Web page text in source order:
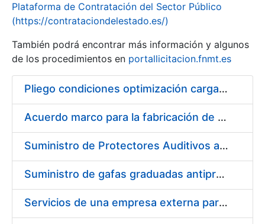
Mostra/Amaga
Plataforma de Contratación del Sector Público
(https://contrataciondelestado.es/)
También podrá encontrar más información y algunos
de los procedimientos en portallicitacion.fnmt.es
Pliego condiciones optimización cargas compras firmado
Acuerdo marco para la fabricación de piezas
Suministro de Protectores Auditivos a medida para las personas trabajadoras de los Centros de Trabajo de Madrid y Burgos
Suministro de gafas graduadas antiproyecciones para los trabajadores de la FNMT-RCM en los centros de trabajo de Madrid y Burgos
Servicios de una empresa externa para el asesoramiento y resolución de los recursos de alzada que se presentan relacionados con procesos de selección para la FNMT-RCM